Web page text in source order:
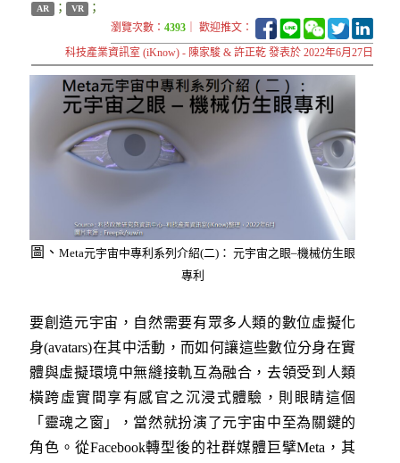
AR ； VR ；
瀏覽次數：4393 ｜ 歡迎推文：
科技產業資訊室 (iKnow) - 陳家駿 & 許正乾 發表於 2022年6月27日
圖、 Meta元宇宙中專利系列介紹(二)： 元宇宙之眼–機械仿生眼
專利
要創造元宇宙，自然需要有眾多人類的數位虛擬化
身(avatars)在其中活動，而如何讓這些數位分身在實
體與虛擬環境中無縫接軌互為融合，去領受到人類
橫跨虛實間享有感官之沉浸式體驗，則眼睛這個
「靈魂之窗」，當然就扮演了元宇宙中至為關鍵的
角色。從Facebook轉型後的社群媒體巨擘Meta，其